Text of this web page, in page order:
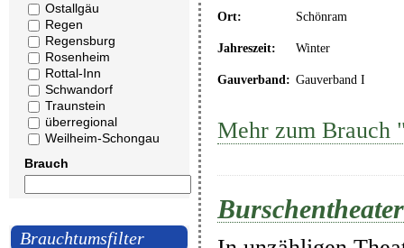
Ostallgäu
Regen
Regensburg
Rosenheim
Rottal-Inn
Schwandorf
Traunstein
überregional
Weilheim-Schongau
Brauch
Brauchtumsfilter
Ort: Schönram
Jahreszeit: Winter
Gauverband: Gauverband I
Mehr zum Brauch
Burschentheater